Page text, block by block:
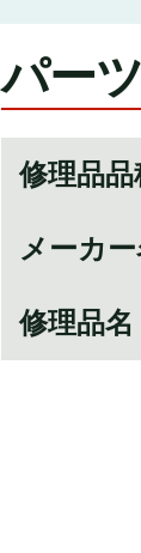
パー
修理品品
メーカー
修理品名